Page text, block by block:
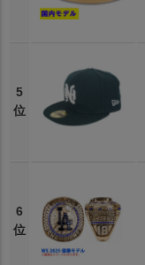
5
位
6
位